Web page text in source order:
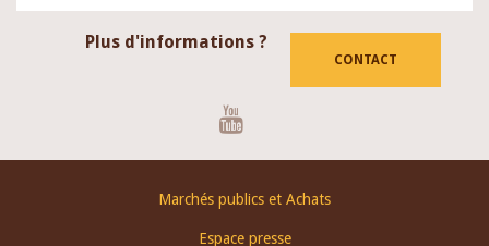
Plus d'informations ?
CONTACT
Marchés publics et Achats
Espace presse